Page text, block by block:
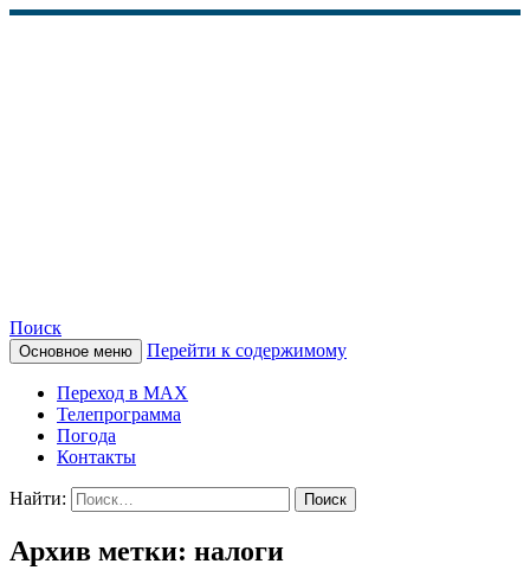
КАМЧАТСКОЕ
ИНФОРМАЦИОННОЕ
АГЕНТСТВО (КИА
«ВЕСТИ»)
Поиск
Основное меню Перейти к содержимому
Переход в MAX
Телепрограмма
Погода
Контакты
Найти:
Архив метки: налоги